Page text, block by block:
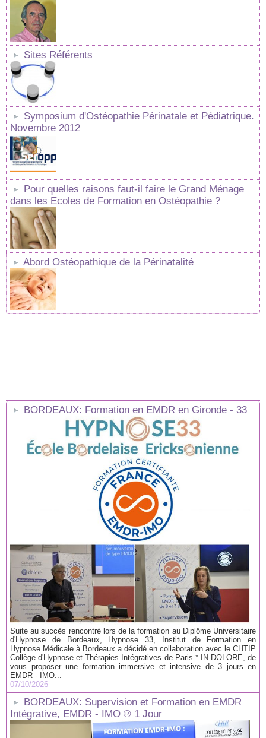
Sites Référents
Symposium d'Ostéopathie Périnatale et Pédiatrique.
Novembre 2012
Pour quelles raisons faut-il faire le Grand Ménage
dans les Ecoles de Formation en Ostéopathie ?
Abord Ostéopathique de la Périnatalité
BORDEAUX: Formation en EMDR en Gironde - 33
Suite au succès rencontré lors de la formation au Diplôme Universitaire
d'Hypnose de Bordeaux, Hypnose 33, Institut de Formation en
Hypnose Médicale à Bordeaux a décidé en collaboration avec le CHTIP
Collège d'Hypnose et Thérapies Intégratives de Paris * IN-DOLORE, de
vous proposer une formation immersive et intensive de 3 jours en
EMDR - IMO...
07/10/2026
BORDEAUX: Supervision et Formation en EMDR
Intégrative, EMDR - IMO ® 1 Jour